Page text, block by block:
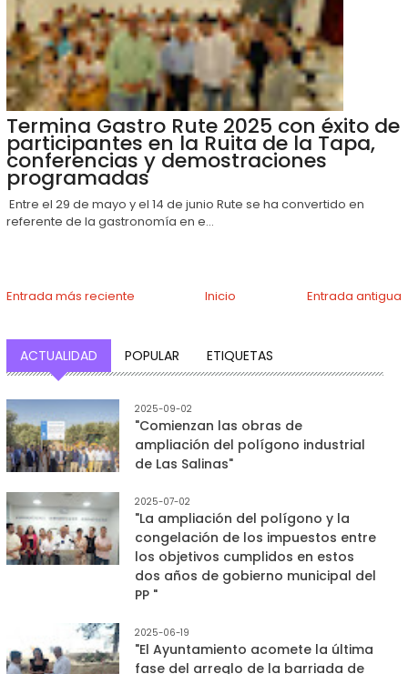
Termina Gastro Rute 2025 con éxito de
participantes en la Ruita de la Tapa,
conferencias y demostraciones
programadas
Entre el 29 de mayo y el 14 de junio Rute se ha convertido en
referente de la gastronomía en e...
Entrada más reciente Entrada antigua
Inicio
ACTUALIDAD POPULAR ETIQUETAS
2025-09-02
"Comienzan las obras de
ampliación del polígono industrial
de Las Salinas"
2025-07-02
"La ampliación del polígono y la
congelación de los impuestos entre
los objetivos cumplidos en estos
dos años de gobierno municipal del
PP "
2025-06-19
"El Ayuntamiento acomete la última
fase del arreglo de la barriada de